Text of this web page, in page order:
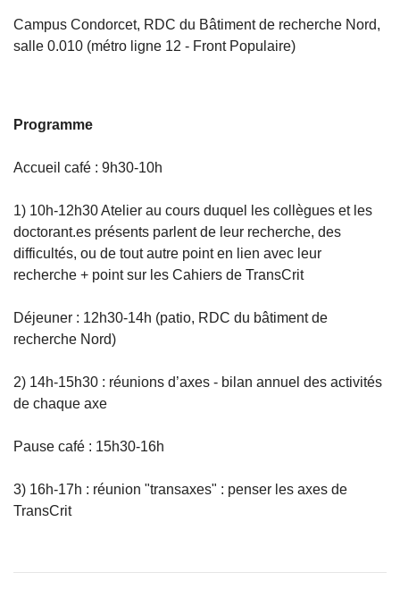
Campus Condorcet, RDC du Bâtiment de recherche Nord,
salle 0.010 (métro ligne 12 - Front Populaire)
Programme
Accueil café : 9h30-10h
1) 10h-12h30 Atelier au cours duquel les collègues et les
doctorant.es présents parlent de leur recherche, des
difficultés, ou de tout autre point en lien avec leur
recherche + point sur les Cahiers de TransCrit
Déjeuner : 12h30-14h (patio, RDC du bâtiment de
recherche Nord)
2) 14h-15h30 : réunions d’axes - bilan annuel des activités
de chaque axe
Pause café : 15h30-16h
3) 16h-17h : réunion "transaxes" : penser les axes de
TransCrit